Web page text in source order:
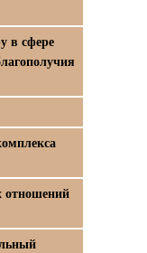
в сфере
отношений